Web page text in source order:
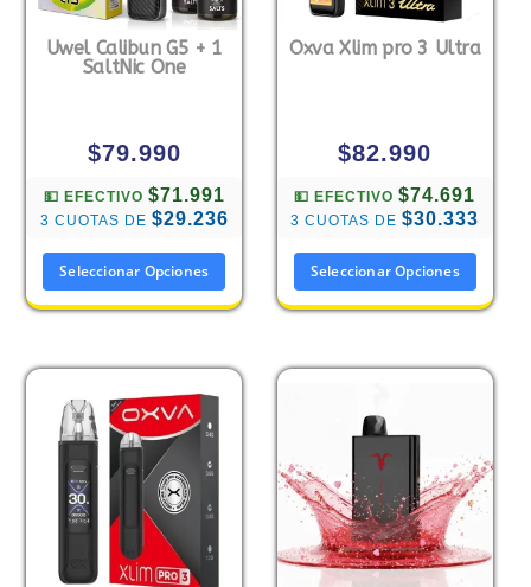
Uwel Calibun G5 + 1
SaltNic One
$79.990
💵 EFECTIVO $71.991
3 CUOTAS DE $29.236
Seleccionar Opciones
Oxva Xlim pro 3 Ultra
$82.990
💵 EFECTIVO$74.691
3 CUOTAS DE$30.333
Seleccionar Opciones